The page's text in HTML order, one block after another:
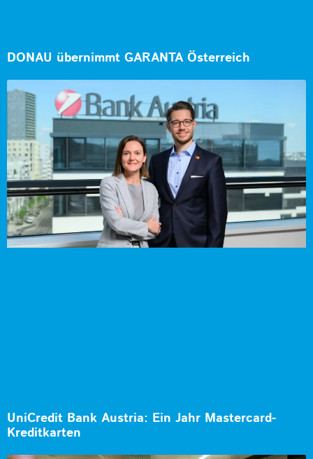
DONAU übernimmt GARANTA Österreich
UniCredit Bank Austria: Ein Jahr Mastercard-
Kreditkarten